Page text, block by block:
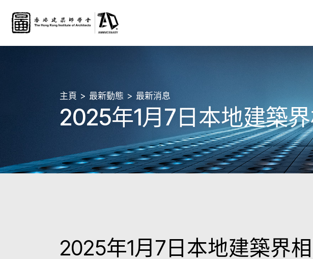
主頁 最新動態 最新消息
2025年1月7日本地建築
2025年1月7日本地建築界